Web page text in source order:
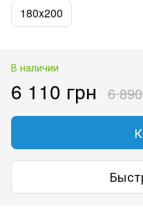
180x200
В наличии
6 110 грн 6